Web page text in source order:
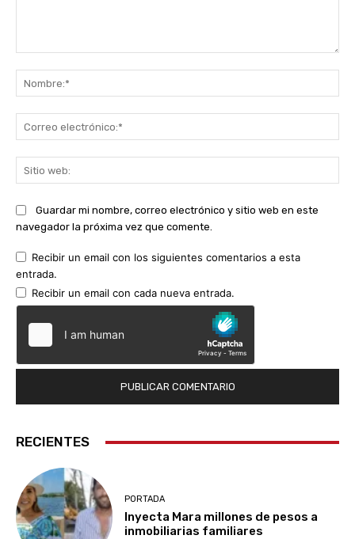
Guardar mi nombre, correo electrónico y sitio web en este
navegador la próxima vez que comente.
Recibir un email con los siguientes comentarios a esta
entrada.
Recibir un email con cada nueva entrada.
RECIENTES
PORTADA
Inyecta Mara millones de pesos a
inmobiliarias familiares